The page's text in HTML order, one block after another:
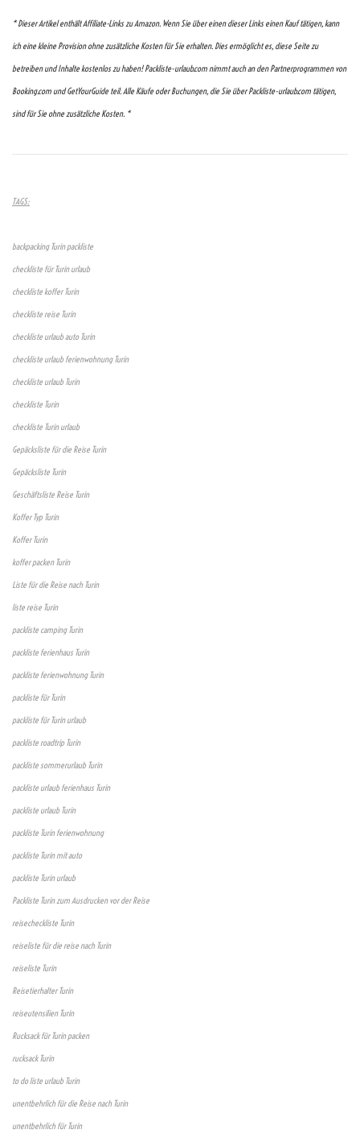
* Dieser Artikel enthält Affiliate-Links zu Amazon. Wenn Sie über einen dieser Links einen Kauf tätigen, kann
ich eine kleine Provision ohne zusätzliche Kosten für Sie erhalten. Dies ermöglicht es, diese Seite zu
betreiben und Inhalte kostenlos zu haben! Packliste-urlaub.com nimmt auch an den Partnerprogrammen von
Booking.com und GetYourGuide teil. Alle Käufe oder Buchungen, die Sie über Packliste-urlaub.com tätigen,
sind für Sie ohne zusätzliche Kosten. *
TAGS:
backpacking Turin packliste
checkliste für Turin urlaub
checkliste koffer Turin
checkliste reise Turin
checkliste urlaub auto Turin
checkliste urlaub ferienwohnung Turin
checkliste urlaub Turin
checkliste Turin
checkliste Turin urlaub
Gepäcksliste für die Reise Turin
Gepäcksliste Turin
Geschäftsliste Reise Turin
Koffer Typ Turin
Koffer Turin
koffer packen Turin
Liste für die Reise nach Turin
liste reise Turin
packliste camping Turin
packliste ferienhaus Turin
packliste ferienwohnung Turin
packliste für Turin
packliste für Turin urlaub
packliste roadtrip Turin
packliste sommerurlaub Turin
packliste urlaub ferienhaus Turin
packliste urlaub Turin
packliste Turin ferienwohnung
packliste Turin mit auto
packliste Turin urlaub
Packliste Turin zum Ausdrucken vor der Reise
reisecheckliste Turin
reiseliste für die reise nach Turin
reiseliste Turin
Reisetierhalter Turin
reiseutensilien Turin
Rucksack für Turin packen
rucksack Turin
to do liste urlaub Turin
unentbehrlich für die Reise nach Turin
unentbehrlich für Turin